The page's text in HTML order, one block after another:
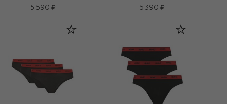
5 590 ₽
5 390 ₽